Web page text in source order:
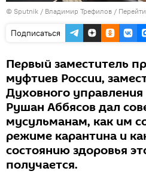
© Sputnik / Владимир Трефилов /
Подписаться
Первый заместитель
муфтиев России,
Духовного
Рушан Аббясов дал
мусульманам, как им
режиме карантина и
состоянию здоровья
получается.